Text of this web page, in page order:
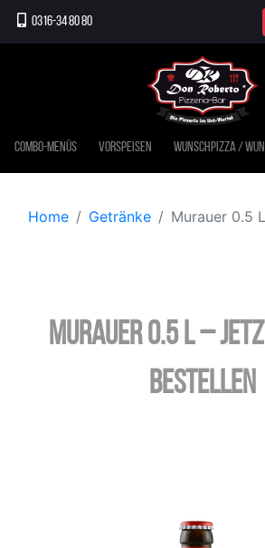
0316-34 80 80
Combo-Menüs Vorspeisen Wunschpizza /
Home Getränke Murauer 0.5 L
Murauer 0.5 L –
bestellen